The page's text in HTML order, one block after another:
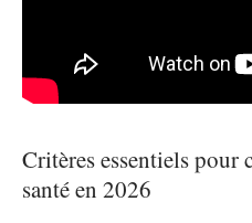
Critères essentiels
santé en 2026